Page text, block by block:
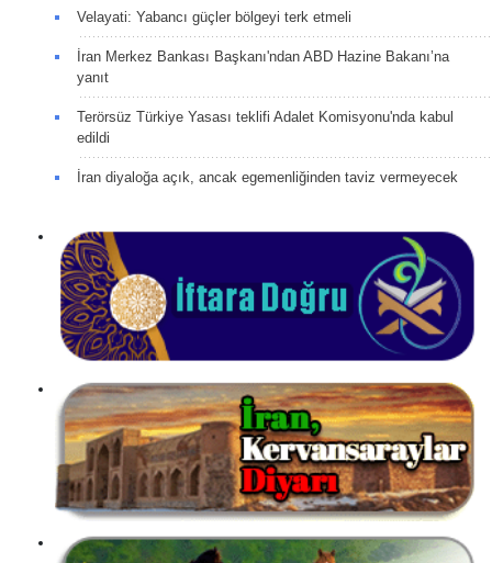
Velayati: Yabancı güçler bölgeyi terk etmeli
İran Merkez Bankası Başkanı'ndan ABD Hazine Bakanı’na
yanıt
Terörsüz Türkiye Yasası teklifi Adalet Komisyonu'nda kabul
edildi
İran diyaloğa açık, ancak egemenliğinden taviz vermeyecek